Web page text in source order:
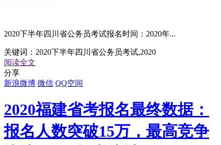
2020下半年四川省公务员考试报名时间：2020年...
关键词： 2020下半年四川省公务员考试,2020
阅读全文
分享
新浪微博 微信 QQ空间
2020福建省考报名最终数据：
报名人数突破15万，最高竞争